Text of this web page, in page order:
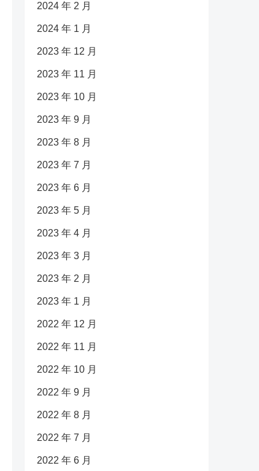
2024 年 2 月
2024 年 1 月
2023 年 12 月
2023 年 11 月
2023 年 10 月
2023 年 9 月
2023 年 8 月
2023 年 7 月
2023 年 6 月
2023 年 5 月
2023 年 4 月
2023 年 3 月
2023 年 2 月
2023 年 1 月
2022 年 12 月
2022 年 11 月
2022 年 10 月
2022 年 9 月
2022 年 8 月
2022 年 7 月
2022 年 6 月